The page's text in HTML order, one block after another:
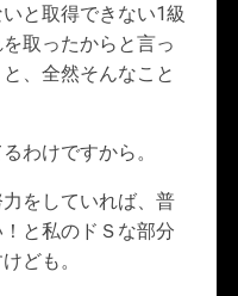
と取得できない1級
取ったからと言っ
、全然そんなこと
わけですから。
をしていれば、普
と私のドＳな部分
ども。